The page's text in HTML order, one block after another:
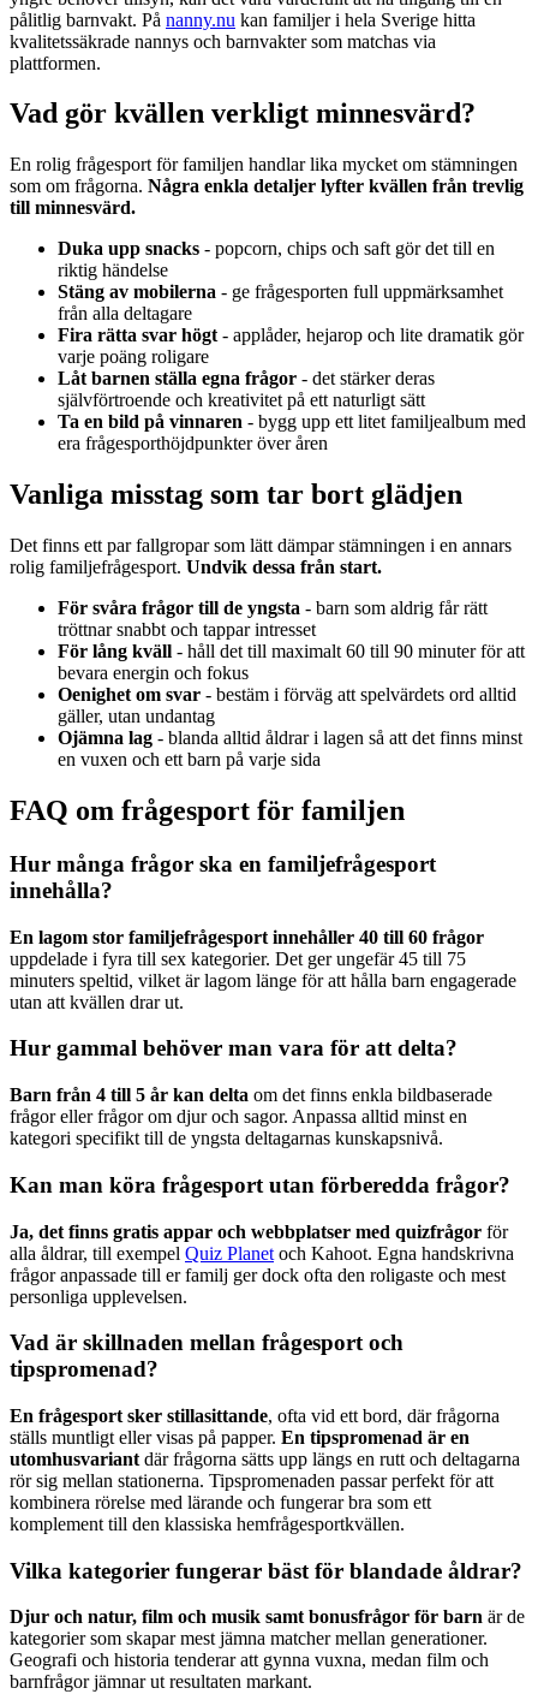
pålitlig barnvakt. På nanny.nu kan familjer i hela Sverige hitta
kvalitetssäkrade nannys och barnvakter som matchas via
plattformen.
Vad gör kvällen verkligt minnesvärd?
En rolig frågesport för familjen handlar lika mycket om stämningen
som om frågorna. Några enkla detaljer lyfter kvällen från trevlig
till minnesvärd.
Duka upp snacks - popcorn, chips och saft gör det till en
riktig händelse
Stäng av mobilerna - ge frågesporten full uppmärksamhet
från alla deltagare
Fira rätta svar högt - applåder, hejarop och lite dramatik gör
varje poäng roligare
Låt barnen ställa egna frågor - det stärker deras
självförtroende och kreativitet på ett naturligt sätt
Ta en bild på vinnaren - bygg upp ett litet familjealbum med
era frågesporthöjdpunkter över åren
Vanliga misstag som tar bort glädjen
Det finns ett par fallgropar som lätt dämpar stämningen i en annars
rolig familjefrågesport. Undvik dessa från start.
För svåra frågor till de yngsta - barn som aldrig får rätt
tröttnar snabbt och tappar intresset
För lång kväll - håll det till maximalt 60 till 90 minuter för att
bevara energin och fokus
Oenighet om svar - bestäm i förväg att spelvärdets ord alltid
gäller, utan undantag
Ojämna lag - blanda alltid åldrar i lagen så att det finns minst
en vuxen och ett barn på varje sida
FAQ om frågesport för familjen
Hur många frågor ska en familjefrågesport
innehålla?
En lagom stor familjefrågesport innehåller 40 till 60 frågor
uppdelade i fyra till sex kategorier. Det ger ungefär 45 till 75
minuters speltid, vilket är lagom länge för att hålla barn engagerade
utan att kvällen drar ut.
Hur gammal behöver man vara för att delta?
Barn från 4 till 5 år kan delta om det finns enkla bildbaserade
frågor eller frågor om djur och sagor. Anpassa alltid minst en
kategori specifikt till de yngsta deltagarnas kunskapsnivå.
Kan man köra frågesport utan förberedda frågor?
Ja, det finns gratis appar och webbplatser med quizfrågor för
alla åldrar, till exempel Quiz Planet och Kahoot. Egna handskrivna
frågor anpassade till er familj ger dock ofta den roligaste och mest
personliga upplevelsen.
Vad är skillnaden mellan frågesport och
tipspromenad?
En frågesport sker stillasittande, ofta vid ett bord, där frågorna
ställs muntligt eller visas på papper. En tipspromenad är en
utomhusvariant där frågorna sätts upp längs en rutt och deltagarna
rör sig mellan stationerna. Tipspromenaden passar perfekt för att
kombinera rörelse med lärande och fungerar bra som ett
komplement till den klassiska hemfrågesportkvällen.
Vilka kategorier fungerar bäst för blandade åldrar?
Djur och natur, film och musik samt bonusfrågor för barn är de
kategorier som skapar mest jämna matcher mellan generationer.
Geografi och historia tenderar att gynna vuxna, medan film och
barnfrågor jämnar ut resultaten markant.